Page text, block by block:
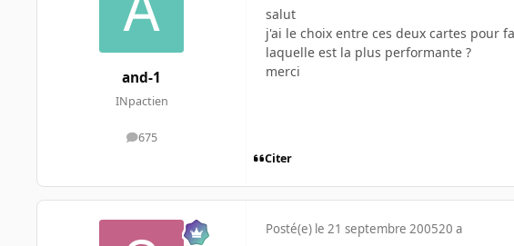
and-1
INpactien
675
messages
salut
j'ai le choix entre ces deux cartes pour
laquelle est la plus performante ?
merci
Citer
Posté(e) le 21 septembre 200520 a